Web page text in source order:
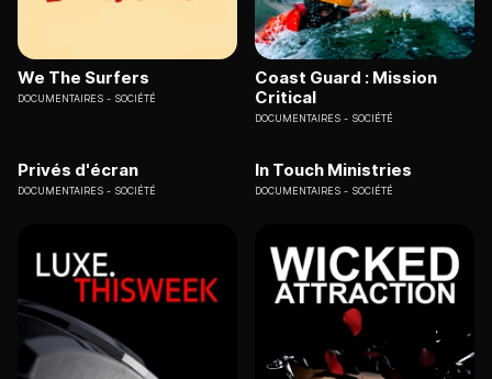
We The Surfers
DOCUMENTAIRES SOCIÉTÉ
Coast Guard : Mission
Critical
DOCUMENTAIRES SOCIÉTÉ
Privés d'écran
DOCUMENTAIRES SOCIÉTÉ
In Touch Ministries
DOCUMENTAIRES SOCIÉTÉ